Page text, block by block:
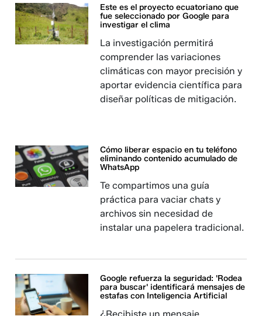
Este es el proyecto ecuatoriano que
fue seleccionado por Google para
investigar el clima
La investigación permitirá
comprender las variaciones
climáticas con mayor precisión y
aportar evidencia científica para
diseñar políticas de mitigación.
Cómo liberar espacio en tu teléfono
eliminando contenido acumulado de
WhatsApp
Te compartimos una guía
práctica para vaciar chats y
archivos sin necesidad de
instalar una papelera tradicional.
Google refuerza la seguridad: 'Rodea
para buscar' identificará mensajes de
estafas con Inteligencia Artificial